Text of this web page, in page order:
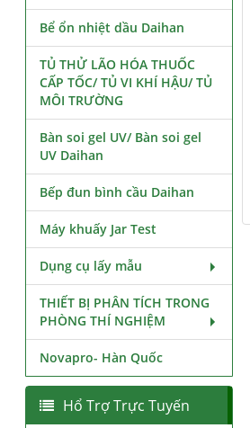
Bể ổn nhiệt dầu Daihan
TỦ THỬ LÃO HÓA THUỐC
CẤP TỐC/ TỦ VI KHÍ HẬU/ TỦ
MÔI TRƯỜNG
Bàn soi gel UV/ Bàn soi gel
UV Daihan
Bếp đun bình cầu Daihan
Máy khuấy Jar Test
Dụng cụ lấy mẫu
THIẾT BỊ PHÂN TÍCH TRONG
PHÒNG THÍ NGHIỆM
Novapro- Hàn Quốc
Hổ Trợ Trực Tuyến